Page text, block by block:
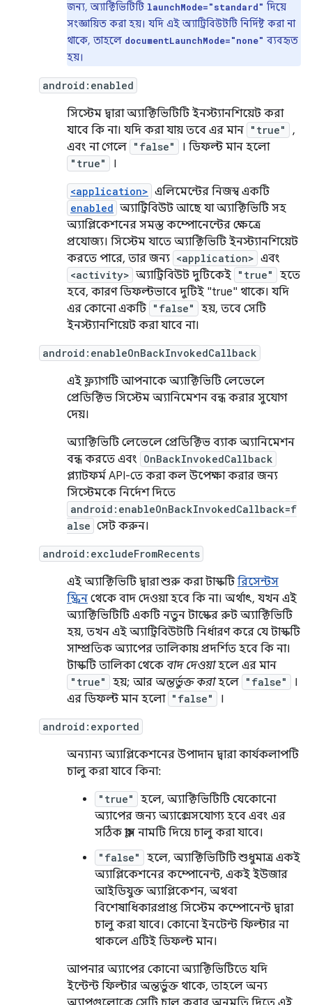
জন্য, অ্যাক্টিভিটিটি launchMode="standard" দিয়ে
সংজ্ঞায়িত করা হয়। যদি এই অ্যাট্রিবিউটটি নির্দিষ্ট করা না
থাকে, তাহলে documentLaunchMode="none" ব্যবহৃত
হয়।
android:enabled
সিস্টেম দ্বারা অ্যাক্টিভিটিটি ইনস্ট্যানশিয়েট করা
যাবে কি না। যদি করা যায় তবে এর মান "true"
,
এবং না গেলে "false" । ডিফল্ট মান হলো
"true" ।
<application> এলিমেন্টের নিজস্ব একটি
enabled অ্যাট্রিবিউট আছে যা অ্যাক্টিভিটি সহ
অ্যাপ্লিকেশনের সমস্ত কম্পোনেন্টের ক্ষেত্রে
প্রযোজ্য। সিস্টেম যাতে অ্যাক্টিভিটি ইনস্ট্যানশিয়েট
করতে পারে, তার জন্য <application> এবং
<activity> অ্যাট্রিবিউট দুটিকেই "true"
হতে
হবে, কারণ ডিফল্টভাবে দুটিই "true" থাকে। যদি
এর কোনো একটি "false"
হয়, তবে সেটি
ইনস্ট্যানশিয়েট করা যাবে না।
android:enableOnBackInvokedCallback
এই ফ্ল্যাগটি আপনাকে অ্যাক্টিভিটি লেভেলে
প্রেডিক্টিভ সিস্টেম অ্যানিমেশন বন্ধ করার সুযোগ
দেয়।
অ্যাক্টিভিটি লেভেলে প্রেডিক্টিভ ব্যাক অ্যানিমেশন
বন্ধ করতে এবং OnBackInvokedCallback
প্ল্যাটফর্ম API-তে করা কল উপেক্ষা করার জন্য
সিস্টেমকে নির্দেশ দিতে
android:enableOnBackInvokedCallback=f
alse সেট করুন।
android:excludeFromRecents
এই অ্যাক্টিভিটি দ্বারা শুরু করা টাস্কটি রিসেন্টস
স্ক্রিন থেকে বাদ দেওয়া হবে কি না। অর্থাৎ, যখন এই
অ্যাক্টিভিটিটি একটি নতুন টাস্কের রুট অ্যাক্টিভিটি
হয়, তখন এই অ্যাট্রিবিউটটি নির্ধারণ করে যে টাস্কটি
সাম্প্রতিক অ্যাপের তালিকায় প্রদর্শিত হবে কি না।
টাস্কটি তালিকা থেকে বাদ দেওয়াহলে এর মান
"true" হয়; আর অন্তর্ভুক্ত করাহলে "false"
।
এর ডিফল্ট মান হলো "false" ।
android:exported
অন্যান্য অ্যাপ্লিকেশনের উপাদান দ্বারা কার্যকলাপটি
চালু করা যাবে কিনা:
"true"
হলে, অ্যাক্টিভিটিটি যেকোনো
অ্যাপের জন্য অ্যাক্সেসযোগ্য হবে এবং এর
সঠিক ক্লাস নামটি দিয়ে চালু করা যাবে।
"false"
হলে, অ্যাক্টিভিটিটি শুধুমাত্র একই
অ্যাপ্লিকেশনের কম্পোনেন্ট, একই ইউজার
আইডিযুক্ত অ্যাপ্লিকেশন, অথবা
বিশেষাধিকারপ্রাপ্ত সিস্টেম কম্পোনেন্ট দ্বারা
চালু করা যাবে। কোনো ইনটেন্ট ফিল্টার না
থাকলে এটিই ডিফল্ট মান।
আপনার অ্যাপের কোনো অ্যাক্টিভিটিতে যদি
ইন্টেন্ট ফিল্টার অন্তর্ভুক্ত থাকে, তাহলে অন্য